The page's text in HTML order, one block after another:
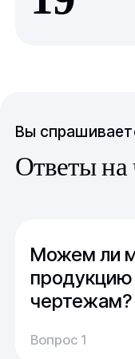
Вы
Ответы на
Можем ли
чертежам?
Вы можете
(в т.ч.
Вопрос 1